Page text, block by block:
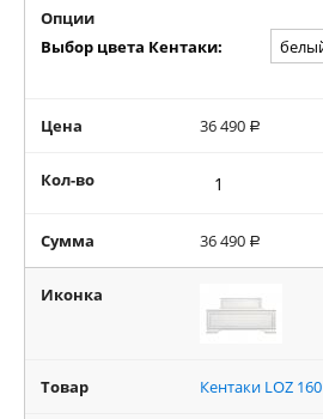
Опции
Выбор цвета Кентаки:
Цена 36 490 Р
Кол-во
Сумма 36 490 Р
Иконка
Товар Кентаки LOZ